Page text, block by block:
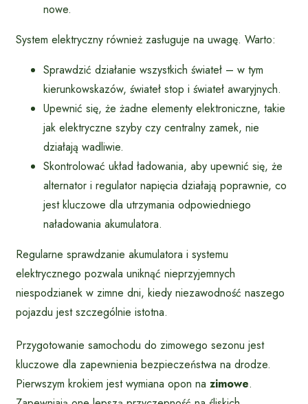
nowe.
System elektryczny również zasługuje na uwagę. Warto:
Sprawdzić działanie wszystkich świateł – w tym
kierunkowskazów, świateł stop i świateł awaryjnych.
Upewnić się, że żadne elementy elektroniczne, takie
jak elektryczne szyby czy centralny zamek, nie
działają wadliwie.
Skontrolować układ ładowania, aby upewnić się, że
alternator i regulator napięcia działają poprawnie, co
jest kluczowe dla utrzymania odpowiedniego
naładowania akumulatora.
Regularne sprawdzanie akumulatora i systemu
elektrycznego pozwala uniknąć nieprzyjemnych
niespodzianek w zimne dni, kiedy niezawodność naszego
pojazdu jest szczególnie istotna.
Przygotowanie samochodu do zimowego sezonu jest
kluczowe dla zapewnienia bezpieczeństwa na drodze.
Pierwszym krokiem jest wymiana opon na zimowe.